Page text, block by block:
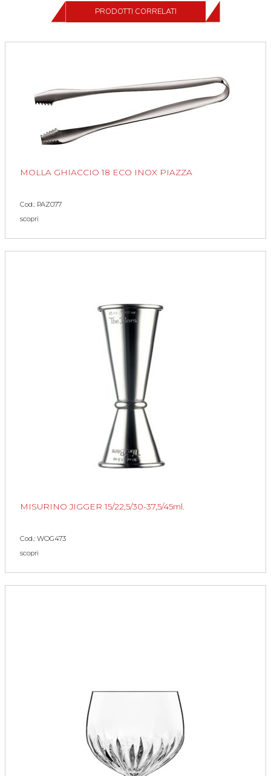
PRODOTTI CORRELATI
MOLLA GHIACCIO 18 ECO INOX PIAZZA
Cod.: PAZ077
scopri
MISURINO JIGGER 15/22,5/30-37,5/45ml.
Cod.: WOG473
scopri